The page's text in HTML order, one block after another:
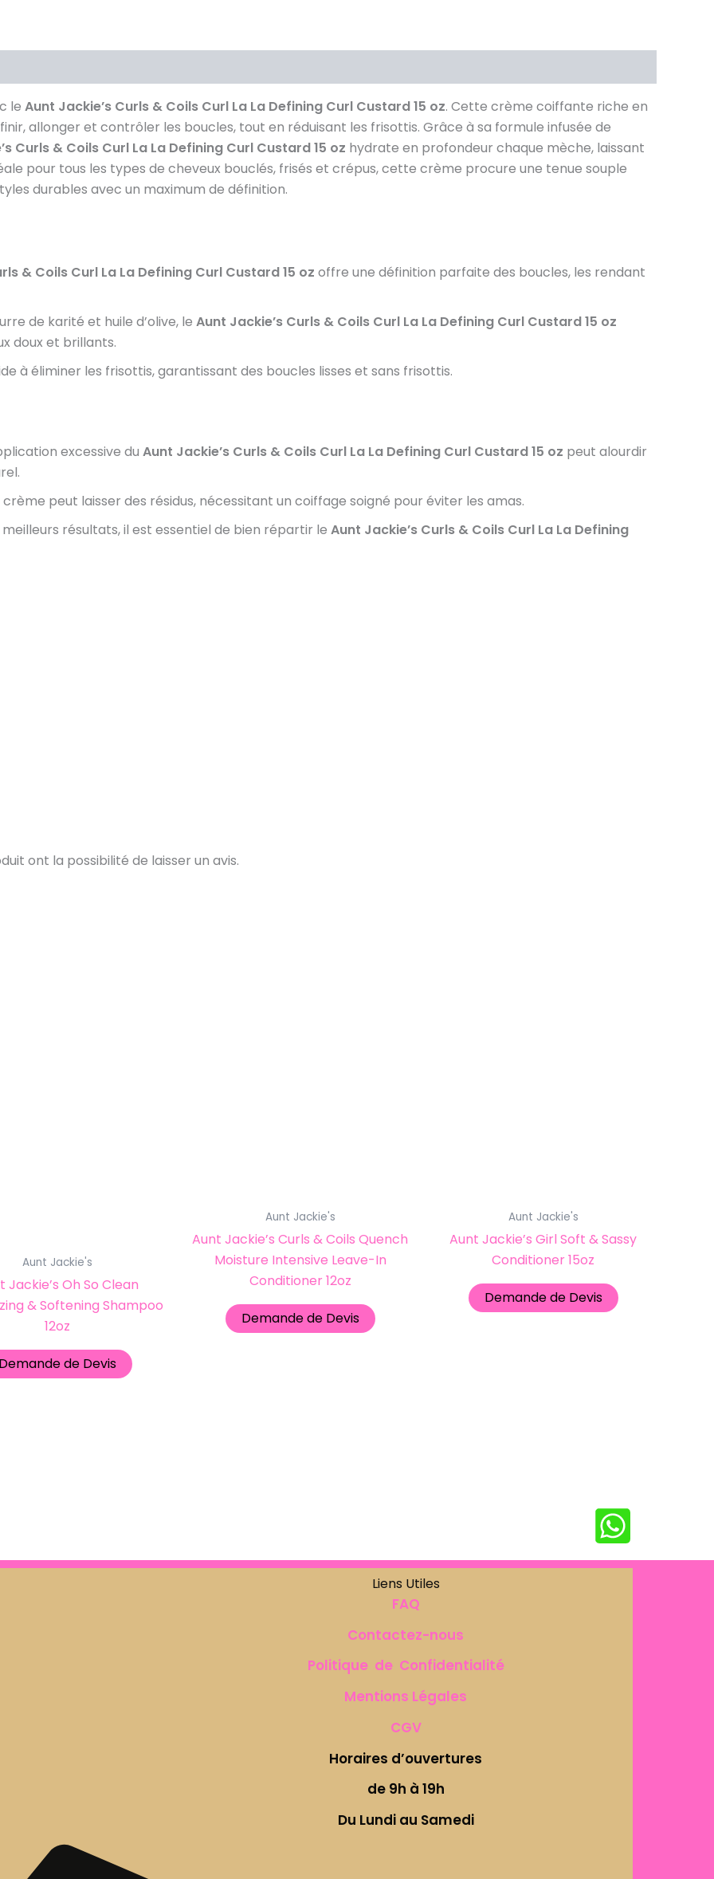
le Aunt Jackie’s Curls & Coils Curl La La Defining Curl Custard 15 oz. Cette crème coiffante riche en
allonger et contrôler les boucles, tout en réduisant les frisottis. Grâce à sa formule infusée de
Curls & Coils Curl La La Defining Curl Custard 15 oz hydrate en profondeur chaque mèche, laissant
pour tous les types de cheveux bouclés, frisés et crépus, cette crème procure une tenue souple
durables avec un maximum de définition.
& Coils Curl La La Defining Curl Custard 15 oz offre une définition parfaite des boucles, les rendant
de karité et huile d’olive, le Aunt Jackie’s Curls & Coils Curl La La Defining Curl Custard 15 oz
doux et brillants.
à éliminer les frisottis, garantissant des boucles lisses et sans frisottis.
excessive du Aunt Jackie’s Curls & Coils Curl La La Defining Curl Custard 15 oz peut alourdir
crème peut laisser des résidus, nécessitant un coiffage soigné pour éviter les amas.
meilleurs résultats, il est essentiel de bien répartir le Aunt Jackie’s Curls & Coils Curl La La Defining
ont la possibilité de laisser un avis.
Aunt Jackie's
Jackie’s Oh So Clean
& Softening Shampoo
12oz
Demande de Devis
Aunt Jackie's
Aunt Jackie’s Curls & Coils Quench
Moisture Intensive Leave-In
Conditioner 12oz
Demande de Devis
Aunt Jackie's
Aunt Jackie’s Girl Soft & Sassy
Conditioner 15oz
Demande de Devis
Liens Utiles
FAQ
Contactez-nous
Politique de Confidentialité
Mentions Légales
CGV
Horaires d’ouvertures
de 9h à 19h
Du Lundi au Samedi